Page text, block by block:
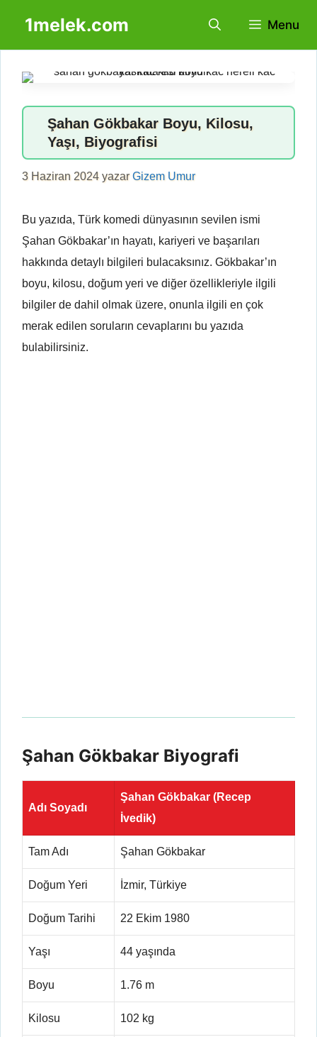
1melek.com Menu
Şahan Gökbakar Boyu, Kilosu,
Yaşı, Biyografisi
3 Haziran 2024 yazarGizem Umur
Bu yazıda, Türk komedi dünyasının sevilen ismi
Şahan Gökbakar’ın hayatı, kariyeri ve başarıları
hakkında detaylı bilgileri bulacaksınız. Gökbakar’ın
boyu, kilosu, doğum yeri ve diğer özellikleriyle ilgili
bilgiler de dahil olmak üzere, onunla ilgili en çok
merak edilen soruların cevaplarını bu yazıda
bulabilirsiniz.
Şahan Gökbakar Biyografi
Adı Soyadı
Şahan Gökbakar (Recep
İvedik)
Tam Adı Şahan Gökbakar
Doğum Yeri İzmir, Türkiye
Doğum Tarihi 22 Ekim 1980
Yaşı 44 yaşında
Boyu 1.76 m
Kilosu 102 kg